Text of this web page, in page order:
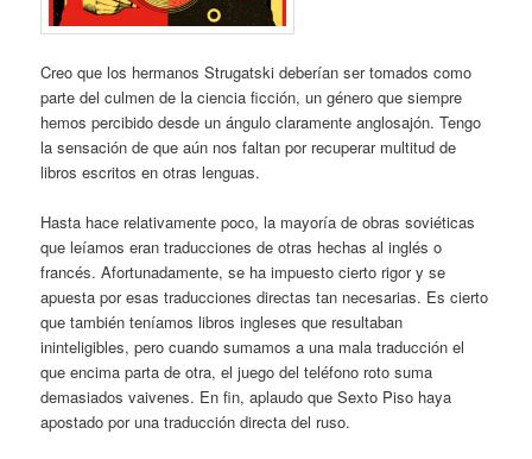
Creo que los hermanos Strugatski deberían ser tomados como
parte del culmen de la ciencia ficción, un género que siempre
hemos percibido desde un ángulo claramente anglosajón. Tengo
la sensación de que aún nos faltan por recuperar multitud de
libros escritos en otras lenguas.
Hasta hace relativamente poco, la mayoría de obras soviéticas
que leíamos eran traducciones de otras hechas al inglés o
francés. Afortunadamente, se ha impuesto cierto rigor y se
apuesta por esas traducciones directas tan necesarias. Es cierto
que también teníamos libros ingleses que resultaban
ininteligibles, pero cuando sumamos a una mala traducción el
que encima parta de otra, el juego del teléfono roto suma
demasiados vaivenes. En fin, aplaudo que Sexto Piso haya
apostado por una traducción directa del ruso.